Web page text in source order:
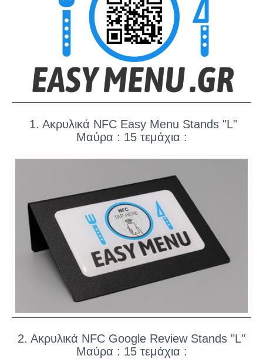
1. Ακρυλικά NFC Easy Menu Stands "L"
Μαύρα : 15 τεμάχια :
2. Ακρυλικά NFC Google Review Stands "L"
Μαύρα : 15 τεμάχια :